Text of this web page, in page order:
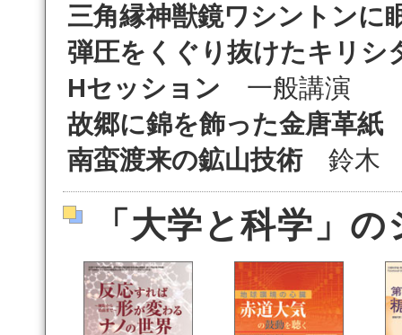
三角縁神獣鏡ワシントンに
弾圧をくぐり抜けたキリシ
Hセッション 一般講演
故郷に錦を飾った金唐革紙
南蛮渡来の鉱山技術鈴木
「大学と科学」